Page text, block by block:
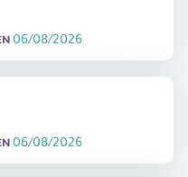
06/08/2026
06/08/2026